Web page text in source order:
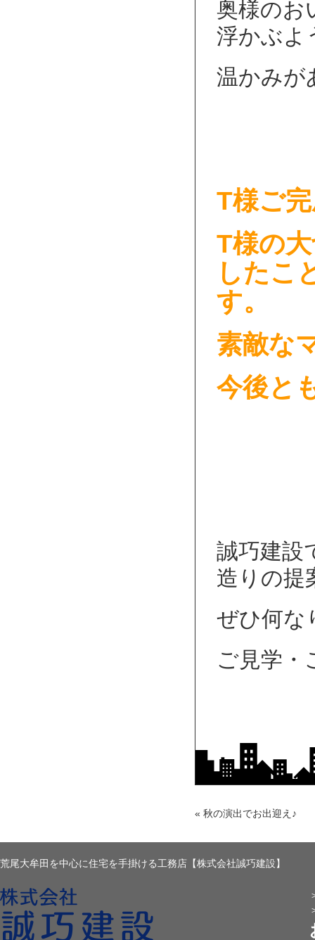
奥様のお
浮かぶ
温かみが
T様ご
T様の
したこ
す。
素敵な
今後と
誠巧建設
造りの提
ぜひ何な
ご見学・
« 秋の演出でお出迎え♪
荒尾大牟田を中心に住宅を手掛ける工務店【株式会社誠巧建設】